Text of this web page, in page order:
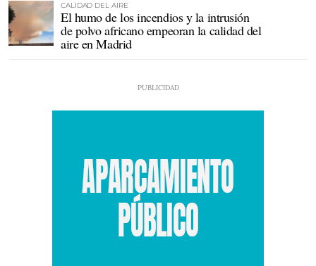
CALIDAD DEL AIRE
El humo de los incendios y la intrusión
de polvo africano empeoran la calidad del
aire en Madrid